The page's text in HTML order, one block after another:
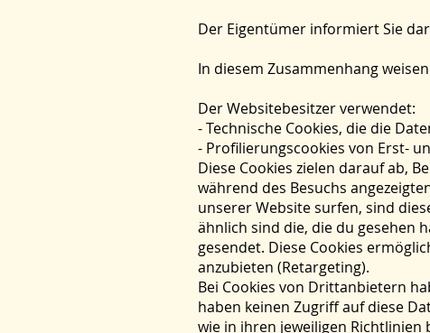
Der Eigentümer informiert Sie
In diesem Zusammenhang
Der Websitebesitzer verwendet:
- Technische Cookies, die die
- Profilierungscookies von Erst-
Diese Cookies zielen darauf ab,
während des Besuchs
unserer Website surfen, sind
ähnlich sind die, die du gesehen
gesendet. Diese Cookies
anzubieten (Retargeting).
Bei Cookies von Drittanbietern
haben keinen Zugriff auf diese
wie in ihren jeweiligen